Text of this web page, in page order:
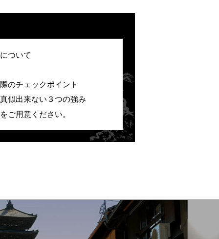
ついて
のチェックポイント
似出来ない３つの強み
ご用意ください。